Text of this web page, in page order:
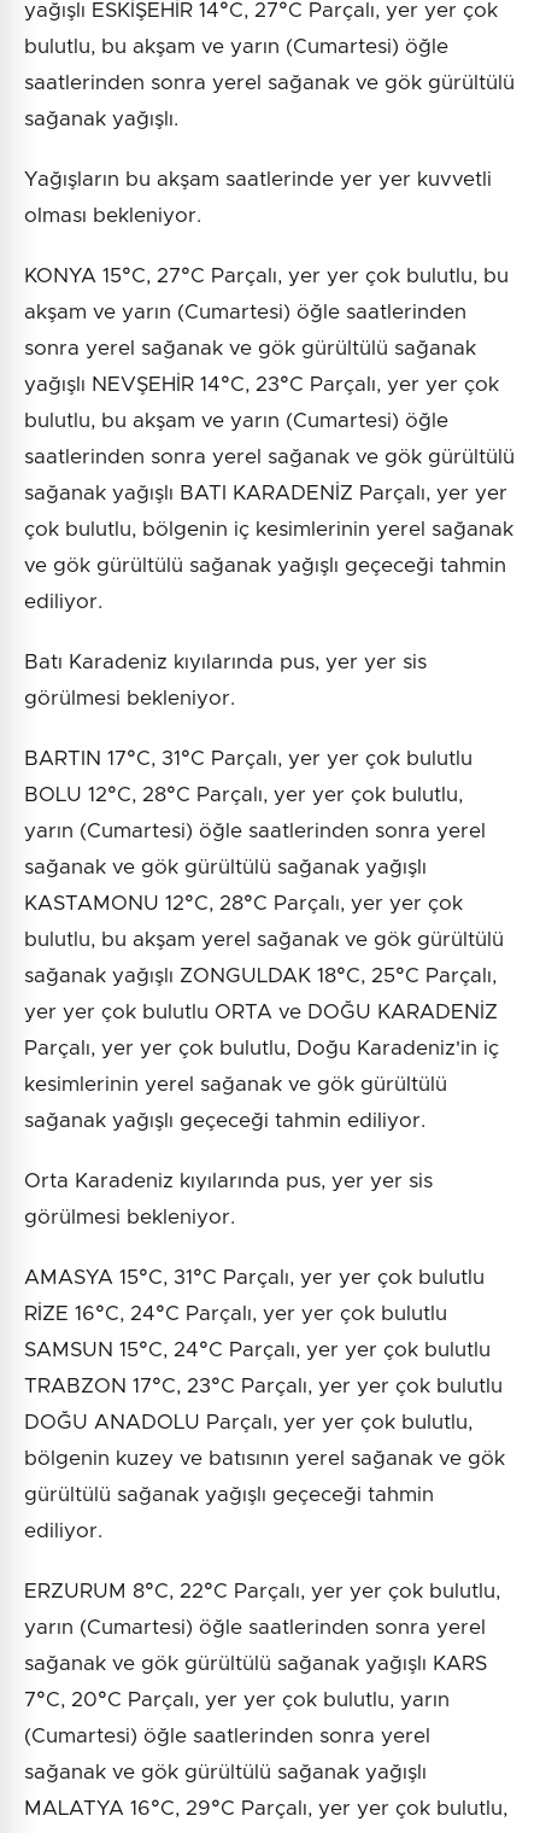
yağışlı ESKİŞEHİR 14°C, 27°C Parçalı, yer yer çok
bulutlu, bu akşam ve yarın (Cumartesi) öğle
saatlerinden sonra yerel sağanak ve gök gürültülü
sağanak yağışlı.
Yağışların bu akşam saatlerinde yer yer kuvvetli
olması bekleniyor.
KONYA 15°C, 27°C Parçalı, yer yer çok bulutlu, bu
akşam ve yarın (Cumartesi) öğle saatlerinden
sonra yerel sağanak ve gök gürültülü sağanak
yağışlı NEVŞEHİR 14°C, 23°C Parçalı, yer yer çok
bulutlu, bu akşam ve yarın (Cumartesi) öğle
saatlerinden sonra yerel sağanak ve gök gürültülü
sağanak yağışlı BATI KARADENİZ Parçalı, yer yer
çok bulutlu, bölgenin iç kesimlerinin yerel sağanak
ve gök gürültülü sağanak yağışlı geçeceği tahmin
ediliyor.
Batı Karadeniz kıyılarında pus, yer yer sis
görülmesi bekleniyor.
BARTIN 17°C, 31°C Parçalı, yer yer çok bulutlu
BOLU 12°C, 28°C Parçalı, yer yer çok bulutlu,
yarın (Cumartesi) öğle saatlerinden sonra yerel
sağanak ve gök gürültülü sağanak yağışlı
KASTAMONU 12°C, 28°C Parçalı, yer yer çok
bulutlu, bu akşam yerel sağanak ve gök gürültülü
sağanak yağışlı ZONGULDAK 18°C, 25°C Parçalı,
yer yer çok bulutlu ORTA ve DOĞU KARADENİZ
Parçalı, yer yer çok bulutlu, Doğu Karadeniz'in iç
kesimlerinin yerel sağanak ve gök gürültülü
sağanak yağışlı geçeceği tahmin ediliyor.
Orta Karadeniz kıyılarında pus, yer yer sis
görülmesi bekleniyor.
AMASYA 15°C, 31°C Parçalı, yer yer çok bulutlu
RİZE 16°C, 24°C Parçalı, yer yer çok bulutlu
SAMSUN 15°C, 24°C Parçalı, yer yer çok bulutlu
TRABZON 17°C, 23°C Parçalı, yer yer çok bulutlu
DOĞU ANADOLU Parçalı, yer yer çok bulutlu,
bölgenin kuzey ve batısının yerel sağanak ve gök
gürültülü sağanak yağışlı geçeceği tahmin
ediliyor.
ERZURUM 8°C, 22°C Parçalı, yer yer çok bulutlu,
yarın (Cumartesi) öğle saatlerinden sonra yerel
sağanak ve gök gürültülü sağanak yağışlı KARS
7°C, 20°C Parçalı, yer yer çok bulutlu, yarın
(Cumartesi) öğle saatlerinden sonra yerel
sağanak ve gök gürültülü sağanak yağışlı
MALATYA 16°C, 29°C Parçalı, yer yer çok bulutlu,